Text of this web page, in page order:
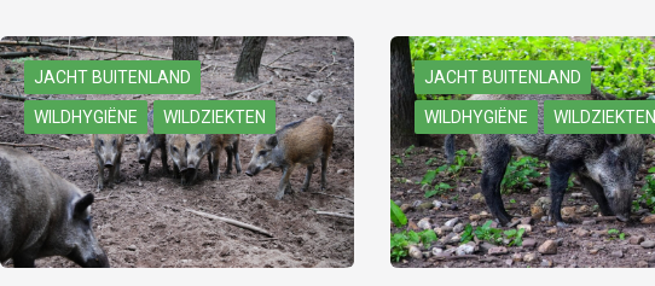
JACHT BUITENLAND
WILDHYGIËNE WILDZIEKTEN
JACHT BUITENLAND
WILDHYGIËNE WILDZIEKTEN